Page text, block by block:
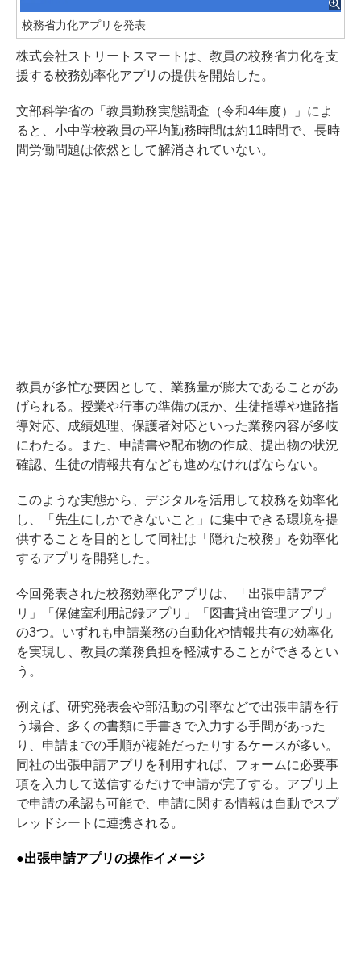
校務省力化アプリを発表
株式会社ストリートスマートは、教員の校務省力化を支
援する校務効率化アプリの提供を開始した。
文部科学省の「教員勤務実態調査（令和4年度）」によ
ると、小中学校教員の平均勤務時間は約11時間で、長時
間労働問題は依然として解消されていない。
教員が多忙な要因として、業務量が膨大であることがあ
げられる。授業や行事の準備のほか、生徒指導や進路指
導対応、成績処理、保護者対応といった業務内容が多岐
にわたる。また、申請書や配布物の作成、提出物の状況
確認、生徒の情報共有なども進めなければならない。
このような実態から、デジタルを活用して校務を効率化
し、「先生にしかできないこと」に集中できる環境を提
供することを目的として同社は「隠れた校務」を効率化
するアプリを開発した。
今回発表された校務効率化アプリは、「出張申請アプ
リ」「保健室利用記録アプリ」「図書貸出管理アプリ」
の3つ。いずれも申請業務の自動化や情報共有の効率化
を実現し、教員の業務負担を軽減することができるとい
う。
例えば、研究発表会や部活動の引率などで出張申請を行
う場合、多くの書類に手書きで入力する手間があった
り、申請までの手順が複雑だったりするケースが多い。
同社の出張申請アプリを利用すれば、フォームに必要事
項を入力して送信するだけで申請が完了する。アプリ上
で申請の承認も可能で、申請に関する情報は自動でスプ
レッドシートに連携される。
●出張申請アプリの操作イメージ